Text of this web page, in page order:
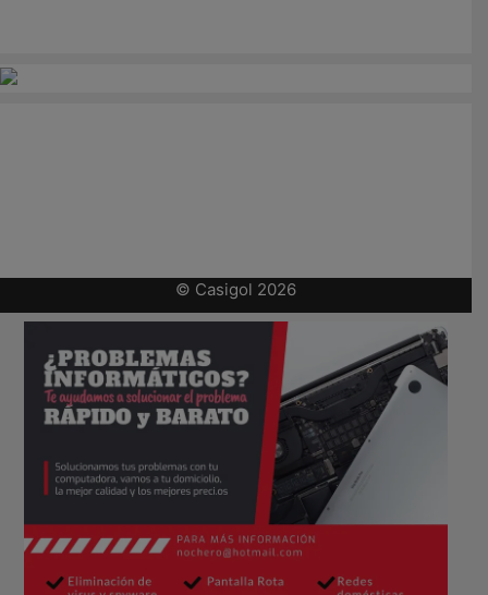
© Casigol 2026